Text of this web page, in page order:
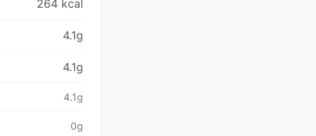
264 kcal
4.1g
4.1g
4.1g
0g